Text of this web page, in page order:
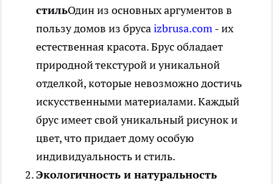
стильОдин из основных аргументов в
пользу домов из брусаizbrusa.com- их
естественная красота. Брус обладает
природной текстурой и уникальной
отделкой, которые невозможно достичь
искусственными материалами. Каждый
брус имеет свой уникальный рисунок и
цвет, что придает дому особую
индивидуальность и стиль.
Экологичность и натуральность